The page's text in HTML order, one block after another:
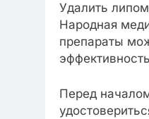
Удалить
Народная
препараты
Перед